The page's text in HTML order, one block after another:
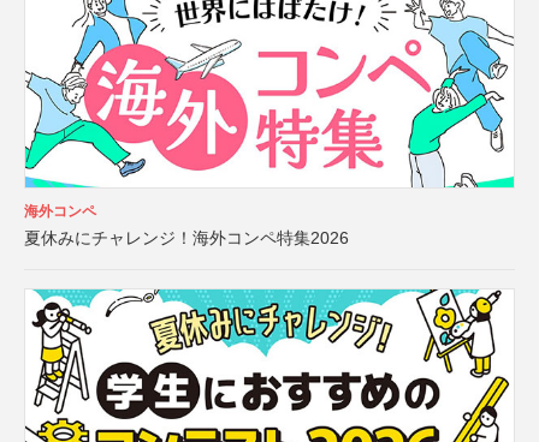
海外コンペ
夏休みにチャレンジ！海外コンペ特集2026